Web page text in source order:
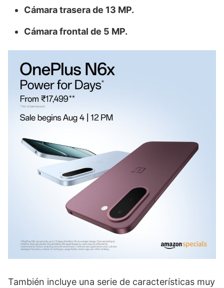
Cámara trasera de 13 MP.
Cámara frontal de 5 MP.
También incluye una serie de características muy